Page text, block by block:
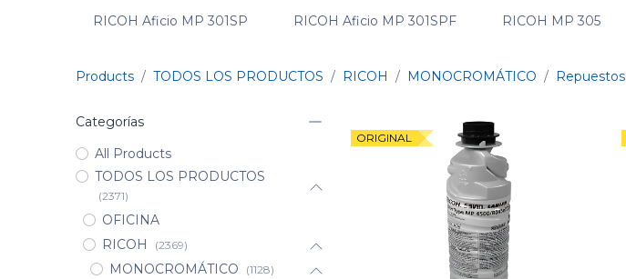
RICOH Aficio MP 301SP RICOH Aficio MP 301SPF RICOH MP 305
Products TODOS LOS PRODUCTOS RICOH MONOCROMÁTICO Repuestos
Categorías
All Products
TODOS LOS PRODUCTOS
(2371)
OFICINA
RICOH
(2369)
MONOCROMÁTICO (1128)
ORIGINAL